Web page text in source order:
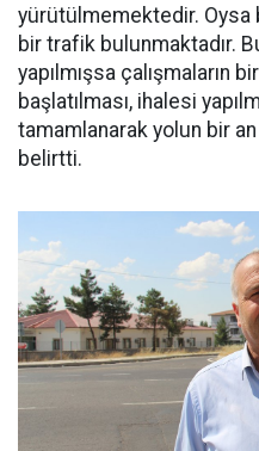
yürütülmemektedir. Oysa
bir trafik bulunmaktadır.
yapılmışsa çalışmaların
başlatılması, ihalesi
tamamlanarak yolun bir
belirtti.